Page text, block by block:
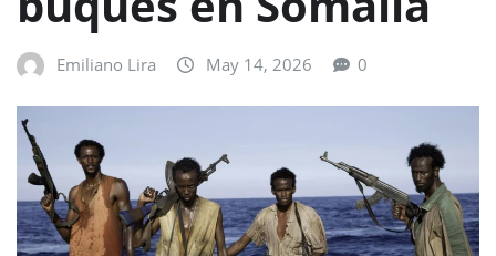
Emiliano Lira May 14, 2026 0